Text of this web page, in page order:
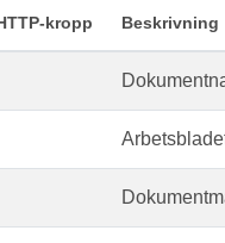
kropp Beskrivning